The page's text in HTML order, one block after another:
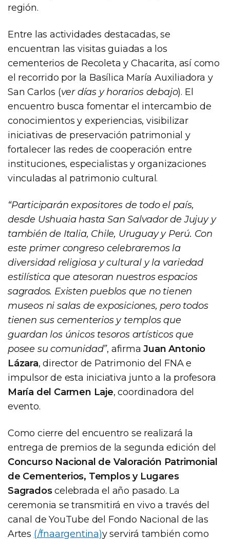
región.
Entre las actividades destacadas, se
encuentran las visitas guiadas a los
cementerios de Recoleta y Chacarita, así como
el recorrido por la Basílica María Auxiliadora y
San Carlos (ver días y horarios debajo). El
encuentro busca fomentar el intercambio de
conocimientos y experiencias, visibilizar
iniciativas de preservación patrimonial y
fortalecer las redes de cooperación entre
instituciones, especialistas y organizaciones
vinculadas al patrimonio cultural.
“Participarán expositores de todo el país,
desde Ushuaia hasta San Salvador de Jujuy y
también de Italia, Chile, Uruguay y Perú. Con
este primer congreso celebraremos la
diversidad religiosa y cultural y la variedad
estilística que atesoran nuestros espacios
sagrados. Existen pueblos que no tienen
museos ni salas de exposiciones, pero todos
tienen sus cementerios y templos que
guardan los únicos tesoros artísticos que
posee su comunidad”, afirmaJuan Antonio
Lázara, director de Patrimonio del FNA e
impulsor de esta iniciativa junto a la profesora
María del Carmen Laje, coordinadora del
evento.
Como cierre del encuentro se realizará la
entrega de premios de la segunda edición del
Concurso Nacional de Valoración Patrimonial
de Cementerios, Templos y Lugares
Sagradoscelebrada el año pasado. La
ceremonia se transmitirá en vivo a través del
canal de YouTube del Fondo Nacional de las
Artes (/fnaargentina)y servirá también como